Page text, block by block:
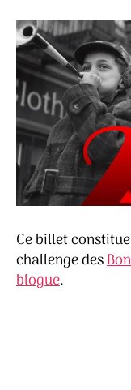
Ce billet
challenge des
blogue.